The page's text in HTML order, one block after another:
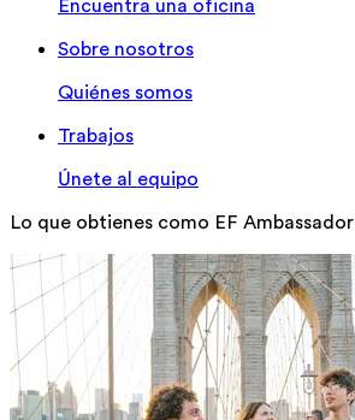
Encuentra una oficina
Sobre nosotros
Quiénes somos
Trabajos
Únete al equipo
Lo que obtienes como EF Ambassador